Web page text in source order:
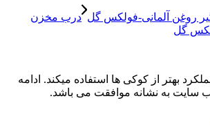
روغن آلمانی-فولکس گل درب مخزن
گل
بهتر از کوکی ها استفاده میکند. ادامه
سایت به نشانه موافقت می باشد.